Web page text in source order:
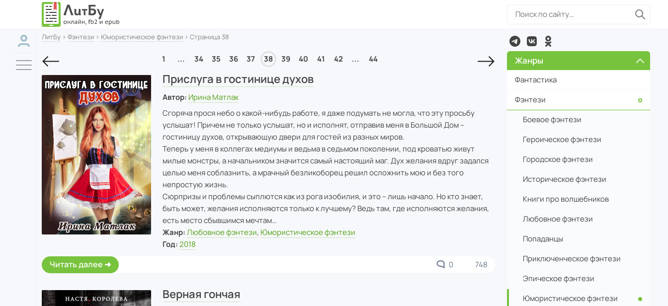
ЛитБу › Фэнтези › Юмористическое фэнтези › Страница 38
1 ... 34 35 36 37 38 39 40 41 42 ... 44
Прислуга в гостинице духов
Автор: Ирина Матлак
Сгоряча прося небо о какой-нибудь работе, я даже подумать не могла, что эту просьбу
услышат! Причем не только услышат, но и исполнят, отправив меня в Большой Дом –
гостиницу духов, открывающую двери для гостей из разных миров.
Теперь у меня в коллегах медиумы и ведьма в седьмом поколении, под кроватью живут
милые монстры, а начальником значится самый настоящий маг. Дух желания вдруг задался
целью меня соблазнить, а мрачный безликоборец решил осложнить мою и без того
непростую жизнь.
Сюрпризы и проблемы сыплются как из рога изобилия, и это – лишь начало. Но кто знает,
быть может, желания исполняются только к лучшему? Ведь там, где исполняются желания,
есть место сбывшимся мечтам…
Жанр: Любовное фэнтези, Юмористическое фэнтези
Год: 2018
Читать далее 0 748
Верная гончая
Жанры
Фантастика
Фэнтези
Боевое фэнтези
Героическое фэнтези
Городское фэнтези
Историческое фэнтези
Книги про волшебников
Любовное фэнтези
Попаданцы
Приключенческое фэнтези
Эпическое фэнтези
Юмористическое фэнтези